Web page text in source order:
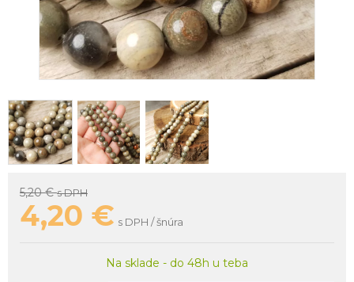
5,20 €s DPH
4,20 € s DPH / šnúra
Na sklade - do 48h u teba